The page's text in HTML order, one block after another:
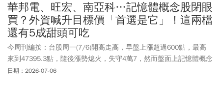
華邦電、旺宏、南亞科…記憶體概念股閉眼
買？外資喊升目標價「首選是它」！這兩檔
還有5成甜頭可吃
今周刊編按：台股周一(7/6)開高走高，早盤上漲超過600點，最高
來到47395.3點，隨後漲勢熄火，失守4萬7，然而盤面上記憶體概念
股走強，南亞科(2408)、華邦電(2344)早盤均漲逾8%，旺宏(2337)一
日期：2026-07-06